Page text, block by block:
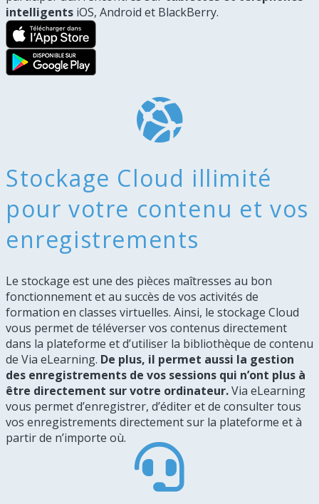
Outils d'interactions
Gestion des paramètres
Gestion des enregistrements
intelligents iOS, Android et BlackBerry.
Stockage Cloud illimité
pour votre contenu et vos
enregistrements
Le stockage est une des pièces maîtresses au bon
fonctionnement et au succès de vos activités de
formation en classes virtuelles. Ainsi, le stockage Cloud
vous permet de téléverser vos contenus directement
dans la plateforme et d’utiliser la bibliothèque de contenu
de Via eLearning. De plus, il permet aussi la gestion
des enregistrements de vos sessions qui n’ont plus à
être directement sur votre ordinateur.Via eLearning
vous permet d’enregistrer, d’éditer et de consulter tous
vos enregistrements directement sur la plateforme et à
partir de n’importe où.